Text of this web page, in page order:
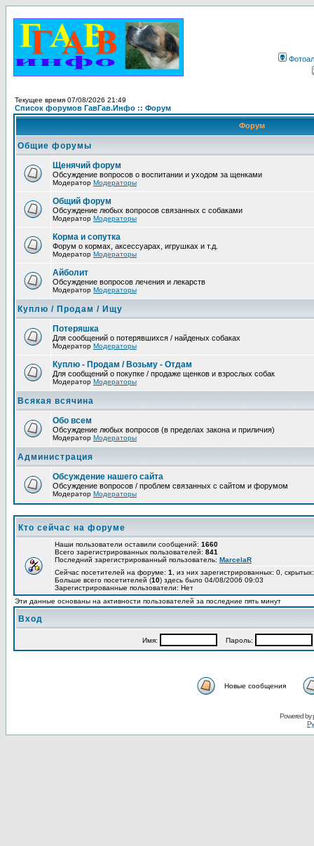
Текущее время 07/08/2026 21:49
Список форумов ГавГав.Инфо :: Форум
Форум
Общие форумы
Щенячий форум
Обсуждение вопросов о воспитании и уходом за щенками
Модератор Модераторы
Общий форум
Обсуждение любых вопросов связанных с собаками
Модератор Модераторы
Корма и сопутка
Форум о кормах, аксессуарах, игрушках и т.д.
Модератор Модераторы
Айболит
Обсуждение вопросов лечения и лекарств
Модератор Модераторы
Куплю / Продам / Ищу
Потеряшка
Для сообщений о потерявшихся / найденых собаках
Модератор Модераторы
Куплю - Продам / Возьму - Отдам
Для сообщений о покупке / продаже щенков и взрослых собак
Модератор Модераторы
Всякая всячина
Обо всем
Обсуждение любых вопросов (в пределах закона и приличия)
Модератор Модераторы
Администрация
Обсуждение нашего сайта
Обсуждение вопросов / проблем связанных с сайтом и форумом
Модератор Модераторы
Кто сейчас на форуме
Наши пользователи оставили сообщений: 1660
Всего зарегистрированных пользователей: 841
Последний зарегистрированный пользователь: MarcelaR
Сейчас посетителей на форуме: 1
, из них зарегистрированных: 0,
Больше всего посетителей (10) здесь было 04/08/2006 09:03
Зарегистрированные пользователи: Нет
Эти данные основаны на активности пользователей за последние пять минут
Вход
Имя: Пароль:
Новые сообщения
Powered by